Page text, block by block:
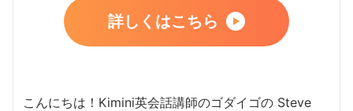
詳しくはこちら
こんにちは！Kimini英会話講師のゴダイゴの Steve